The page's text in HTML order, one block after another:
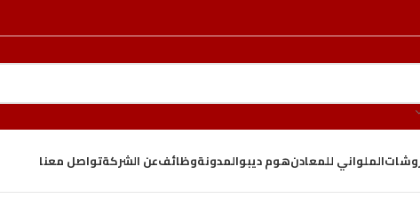
الملواني للمعادنهوم ديبوالمدونةوظائفعن الشركةتواصل معنا